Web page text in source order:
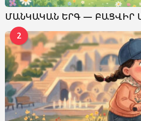
ՄԱՆԿԱԿԱՆ ԵՐԳ — ԲԱՑՎԻՐ
2